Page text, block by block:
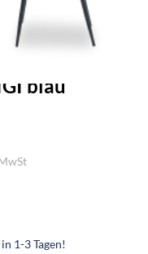
blau
1-3 Tagen!